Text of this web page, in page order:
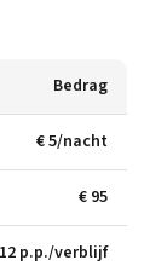
Bedrag
€ 5/nacht
€ 95
p.p./verblijf